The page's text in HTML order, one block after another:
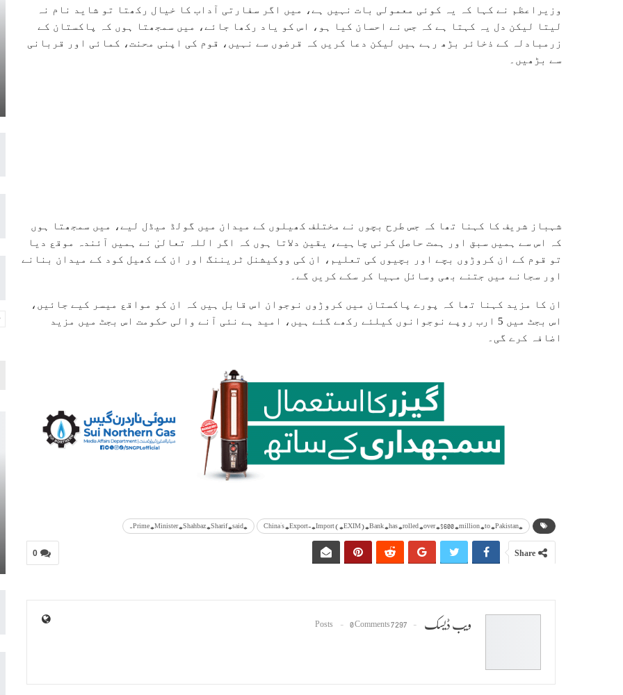
وزیراعظم نے کہا کہ یہ کوئی معمولی بات نہیں ہے، میں اگر سفارتی آداب کا خیال رکھتا تو شاید نام نہ
لیتا لیکن دل یہ کہتا ہے کہ جس نے احسان کیا ہو، اس کو یاد رکھا جائے، میں سمجھتا ہوں کہ پاکستان کے
زرمبادلہ کے ذخائر بڑھ رہے ہیں لیکن دعا کریں کہ قرضوں سے نہیں، قوم کی اپنی محنت، کمائی اور قربانی
سے بڑھیں۔
شہباز شریف کا کہنا تھا کہ جس طرح بچوں نے مختلف کھیلوں کے میدان میں گولڈ میڈل لیے، میں سمجھتا ہوں
کہ اس سے ہمیں سبق اور ہمت حاصل کرنی چاہیے، یقین دلاتا ہوں کہ اگر اللہ تعالیٰ نے ہمیں آئندہ موقع دیا
تو قوم کے ان کروڑوں بچے اور بچیوں کی تعلیم، ان کی ووکیشنل ٹریننگ اور ان کے کھیل کود کے میدان بنانے
اور سجانے میں جتنے بھی وسائل مہیا کر سکے کریں گے۔
ان کا مزید کہنا تھا کہ پورے پاکستان میں کروڑوں نوجوان اس قابل ہیں کہ ان کو مواقع میسر کیے جائیں،
اس بجٹ میں 5 ارب روپے نوجوانوں کیلئے رکھے گئے ہیں، امید ہے نئی آنے والی حکومت اس بجٹ میں مزید
اضافہ کرے گی۔
0 Share
ویب ڈیسک 7297 Posts
0 Comments